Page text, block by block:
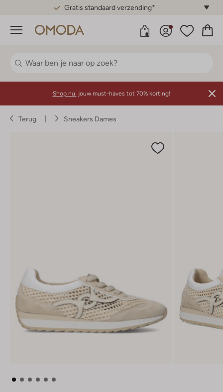
Gratis standaard verzending*
Menu
Shop nu: jouw must-haves tot 70% korting!
Terug Sneakers Dames